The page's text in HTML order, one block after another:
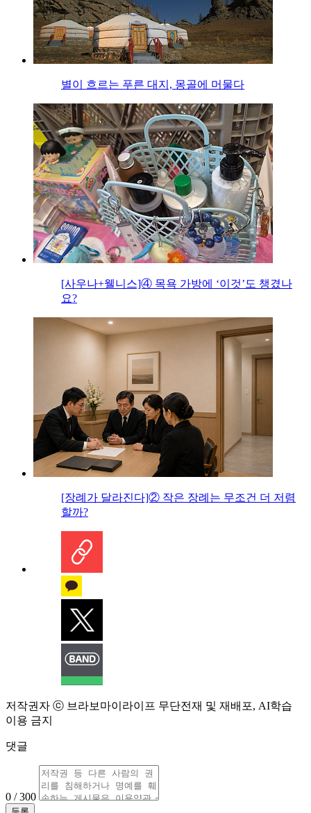
별이 흐르는 푸른 대지, 몽골에 머물다
[사우나+웰니스]④ 목욕 가방에 ‘이것’도 챙겼나
요?
[장례가 달라진다]② 작은 장례는 무조건 더 저렴
할까?
저작권자 ⓒ 브라보마이라이프 무단전재 및 재배포, AI학습
이용 금지
댓글
0 / 300